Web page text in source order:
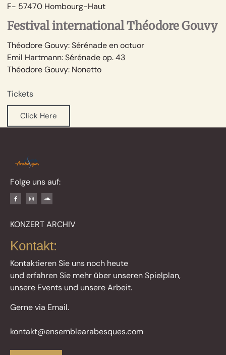
F- 57470 Hombourg-Haut
Festival international Théodore Gouvy
Théodore Gouvy:Sérénade en octuor
Emil Hartmann:Sérénade op. 43
Théodore Gouvy: Nonetto
Tickets
Click Here
Folge uns auf:
KONZERT ARCHIV
Kontakt:
Kontaktieren Sie uns noch heute
und erfahren Sie mehr über unseren Spielplan,
unsere Events und unsere Arbeit.
Gerne via Email.
kontakt@ensemblearabesques.com